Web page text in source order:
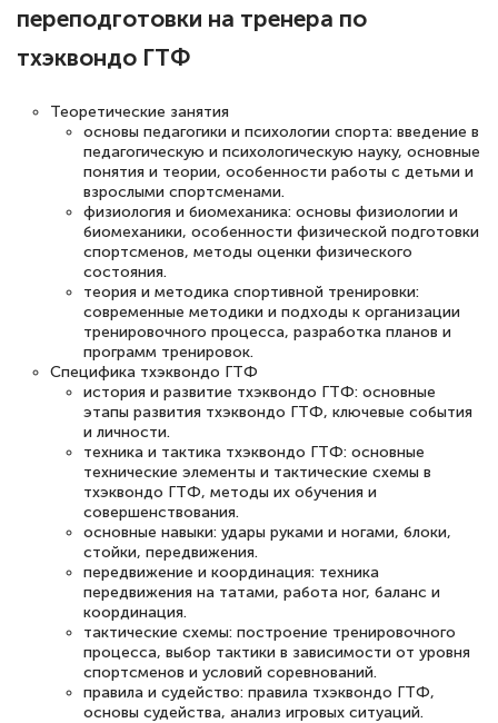
повышени каалификации по
специальности «Тренер-преподаватель
подчеркуть, что при обращении
оперативно связались со мной
специалисты, ответили на все
интересующие вопросы и в течении
двух…
Светлана К
Знаток города 7 уровня
10 марта 2026
Оставила заявку на обучение онлайн, мне
быстро ответили, разъяснили все детали.
Обучение понравилось: огромное
количество тематической литературы,
пособий и учебников доступно на время
прохождения курса, удобная система
аттестации, проблем не возникло ни на
каком этапе…
переподготовки на тренера по
тхэквондо ГТФ
Теоретические занятия
основы педагогики и психологии спорта: введение в
педагогическую и психологическую науку, основные
понятия и теории, особенности работы с детьми и
взрослыми спортсменами.
физиология и биомеханика: основы физиологии и
биомеханики, особенности физической подготовки
спортсменов, методы оценки физического
состояния.
теория и методика спортивной тренировки:
современные методики и подходы к организации
тренировочного процесса, разработка планов и
программ тренировок.
Специфика тхэквондо ГТФ
история и развитие тхэквондо ГТФ: основные
этапы развития тхэквондо ГТФ, ключевые события
и личности.
техника и тактика тхэквондо ГТФ: основные
технические элементы и тактические схемы в
тхэквондо ГТФ, методы их обучения и
совершенствования.
основные навыки: удары руками и ногами, блоки,
стойки, передвижения.
передвижение и координация: техника
передвижения на татами, работа ног, баланс и
координация.
тактические схемы: построение тренировочного
процесса, выбор тактики в зависимости от уровня
спортсменов и условий соревнований.
правила и судейство: правила тхэквондо ГТФ,
основы судейства, анализ игровых ситуаций.